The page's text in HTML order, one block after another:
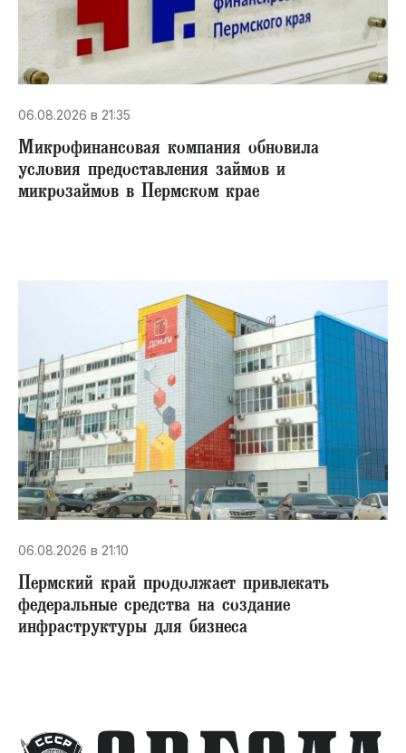
06.08.2026 в 21:35
Микрофинансовая компания обновила
условия предоставления займов и
микрозаймов в Пермском крае
06.08.2026 в 21:10
Пермский край продолжает привлекать
федеральные средства на создание
инфраструктуры для бизнеса